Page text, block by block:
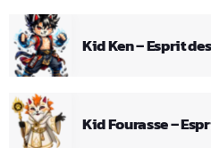
Kid Ken – Esprit
Kid Fourasse –